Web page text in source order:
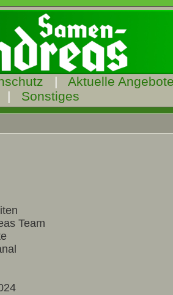
| Aktuelle
| Sonstiges
Team